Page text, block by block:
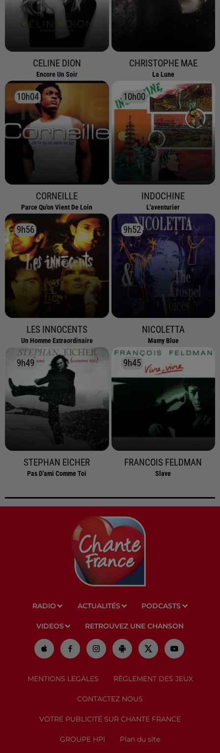
CELINE DION
Encore Un Soir
CHRISTOPHE MAE
La Lune
10h04
10h04
CORNEILLE
Parce Qu'on Vient De Loin
10h00
10h00
INDOCHINE
L'aventurier
9h56
9h56
LES INNOCENTS
Un Homme Extraordinaire
9h52
9h52
NICOLETTA
Mamy Blue
9h49
9h49
STEPHAN EICHER
Pas D'ami Comme Toi
9h45
9h45
FRANCOIS FELDMAN
Slave
RADIO ACTUALITÉS PODCASTS
VIDEOS RETROUVEZ UNE CHANSON
MENTIONS LEGALES RÈGLEMENT DES JEUX
CONTACTEZ NOUS
VOTRE PUBLICITÉ SUR CHANTE FRANCE
GROUPE HPI Plan du site